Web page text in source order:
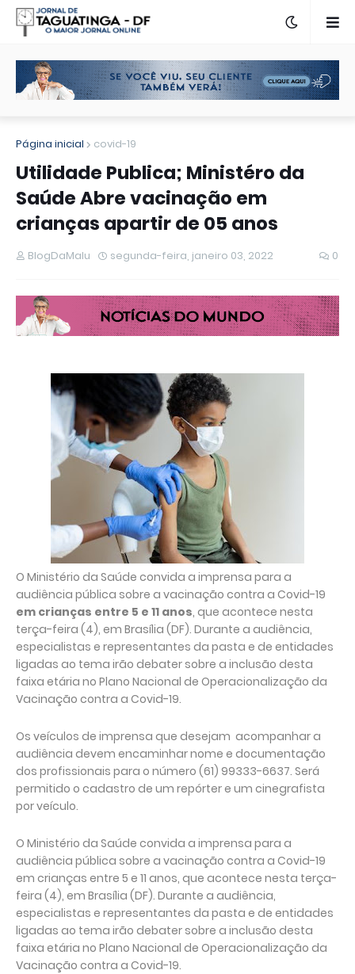
Página inicial covid-19
Utilidade Publica; Ministéro da
Saúde Abre vacinação em
crianças apartir de 05 anos
BlogDaMalu segunda-feira, janeiro 03, 2022 0
O Ministério da Saúde convida a imprensa para a
audiência pública sobre a vacinação contra a Covid-19
em crianças entre 5 e 11 anos, que acontece nesta
terça-feira (4), em Brasília (DF). Durante a audiência,
especialistas e representantes da pasta e de entidades
ligadas ao tema irão debater sobre a inclusão desta
faixa etária no Plano Nacional de Operacionalização da
Vacinação contra a Covid-19.
Os veículos de imprensa que desejam acompanhar a
audiência devem encaminhar nome e documentação
dos profissionais para o número (61) 99333-6637. Será
permitido o cadastro de um repórter e um cinegrafista
por veículo.
O Ministério da Saúde convida a imprensa para a
audiência pública sobre a vacinação contra a Covid-19
em crianças entre 5 e 11 anos, que acontece nesta terça-
feira (4), em Brasília (DF). Durante a audiência,
especialistas e representantes da pasta e de entidades
ligadas ao tema irão debater sobre a inclusão desta
faixa etária no Plano Nacional de Operacionalização da
Vacinação contra a Covid-19.